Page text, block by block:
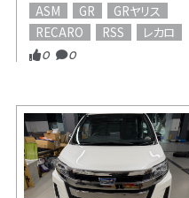
ASM
GR
GRヤリス
RECARO
RSS レカロ
0 0